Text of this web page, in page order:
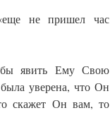
не пришел час
явить Ему Свою
уверена, что Он
скажет Он вам, то